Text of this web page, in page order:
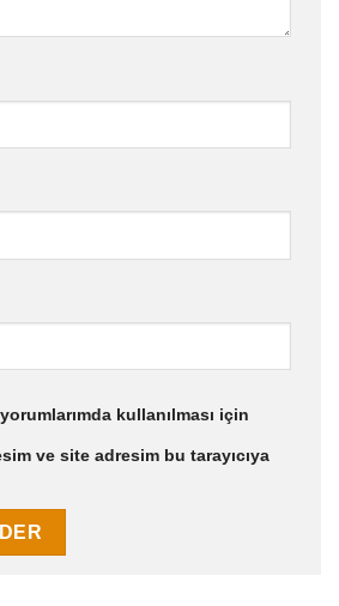
kullanılması için
ve site adresim bu tarayıcıya